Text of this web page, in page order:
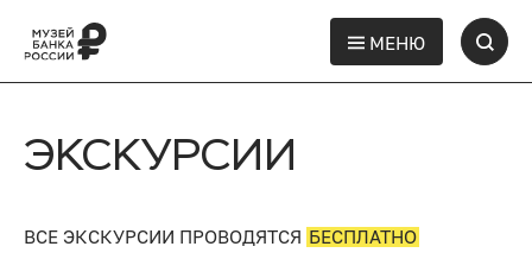
МЕНЮ
ЭКСКУРСИИ
ВСЕ ЭКСКУРСИИ ПРОВОДЯТСЯ БЕСПЛАТНО